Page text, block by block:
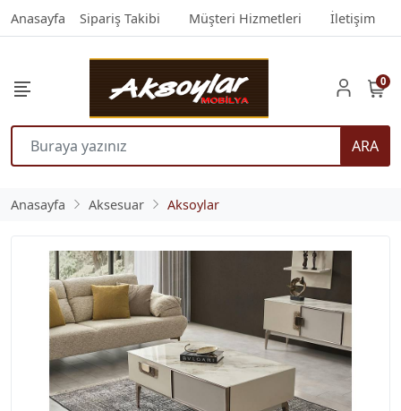
Anasayfa Sipariş Takibi Müşteri Hizmetleri İletişim
ARA
0
Anasayfa Aksesuar Aksoylar